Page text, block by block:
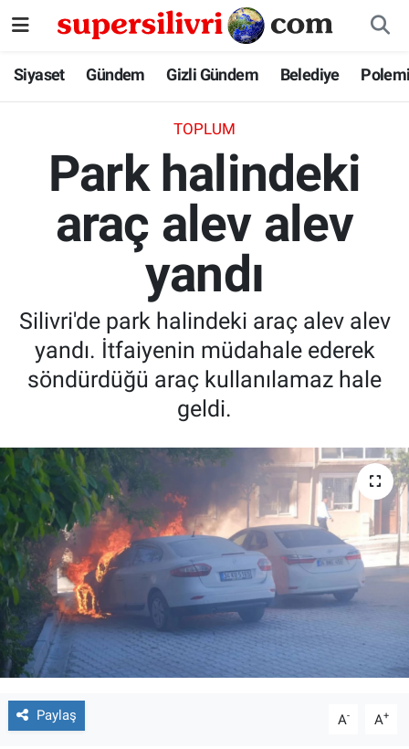
Siyaset Gündem Gizli Gündem Belediye
TOPLUM
Park halindeki
araç alev alev
yandı
Silivri'de park halindeki araç alev alev
yandı. İtfaiyenin müdahale ederek
söndürdüğü araç kullanılamaz hale
geldi.
Paylaş A- A+
Siyaset
Gizli Gündem
Belediye
İstanbul Nöbetçi Eczaneler
İstanbul Namaz Vakitleri
İstanbul Trafik Yoğunluk Haritası
Süper Lig Puan Durumu ve Fikstür
Tüm Manşetler
Son Dakika Haberleri
Haber Arşivi